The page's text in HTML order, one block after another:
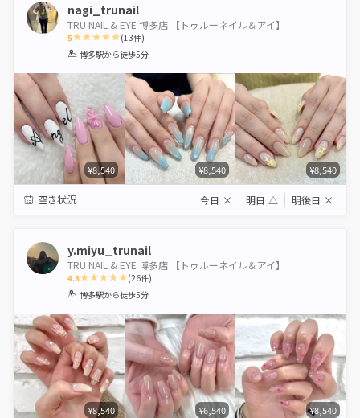
nagi_trunail
TRU NAIL & EYE 博多店 【トゥルーネイル＆アイ】
5
1 2 3 4 5
(13件)
博多駅から徒歩5分
¥8,540 ¥8,540 ¥8,540
空き状況 今日 × 明日 △ 明後日 ×
y.miyu_trunail
TRU NAIL & EYE 博多店 【トゥルーネイル＆アイ】
4.8
1 2 3 4 5
(26件)
博多駅から徒歩5分
¥8,540 ¥6,540 ¥8,540